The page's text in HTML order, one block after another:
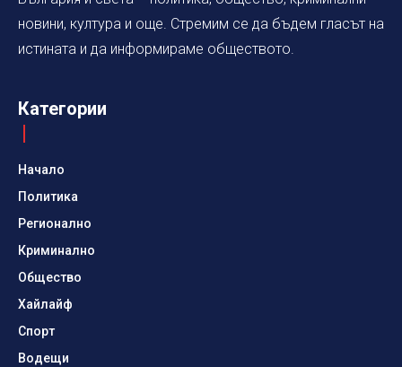
новини, култура и още. Стремим се да бъдем гласът на
истината и да информираме обществото.
Категории
Начало
Политика
Регионално
Криминално
Общество
Хайлайф
Спорт
Водещи